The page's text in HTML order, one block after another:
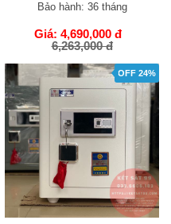
Bảo hành: 36 tháng
Giá: 4,690,000 đ
6,263,000 đ
GIỎ HÀNG
OFF 24%